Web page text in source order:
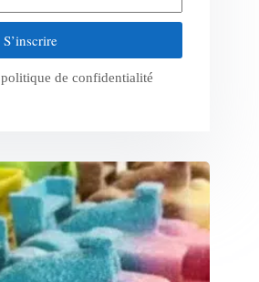
S’inscrire
politique de confidentialité